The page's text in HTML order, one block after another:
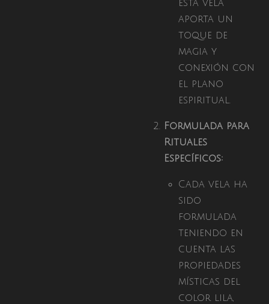
esta vela
aporta un
toque de
magia y
conexión con
el plano
espiritual.
Formulada para
Rituales
Específicos:
Cada vela ha
sido
formulada
teniendo en
cuenta las
propiedades
místicas del
color lila,